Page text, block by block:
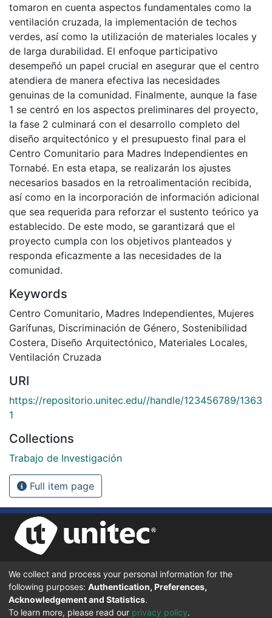
tomaron en cuenta aspectos fundamentales como la
ventilación cruzada, la implementación de techos
verdes, así como la utilización de materiales locales y
de larga durabilidad. El enfoque participativo
desempeñó un papel crucial en asegurar que el centro
atendiera de manera efectiva las necesidades
genuinas de la comunidad. Finalmente, aunque la fase
1 se centró en los aspectos preliminares del proyecto,
la fase 2 culminará con el desarrollo completo del
diseño arquitectónico y el presupuesto final para el
Centro Comunitario para Madres Independientes en
Tornabé. En esta etapa, se realizarán los ajustes
necesarios basados en la retroalimentación recibida,
así como en la incorporación de información adicional
que sea requerida para reforzar el sustento teórico ya
establecido. De este modo, se garantizará que el
proyecto cumpla con los objetivos planteados y
responda eficazmente a las necesidades de la
comunidad.
Keywords
Centro Comunitario, Madres Independientes, Mujeres
Garífunas, Discriminación de Género, Sostenibilidad
Costera, Diseño Arquitectónico, Materiales Locales,
Ventilación Cruzada
URI
https://repositorio.unitec.edu//handle/123456789/1363
1
Collections
Trabajo de Investigación
Full item page
UNIVERSIDAD TECNOLÓGICA CENTROAMERICANA UNITEC
BOULEVARD KENNEDY, V-782, FRENTE A RESIDENCIAL HONDURAS.
TEGUCIGALPA, FRANCISCO MORAZÁN, 11101
We collect and process your personal information for the
following purposes: Authentication, Preferences,
Acknowledgement and Statistics.
To learn more, please read our privacy policy.